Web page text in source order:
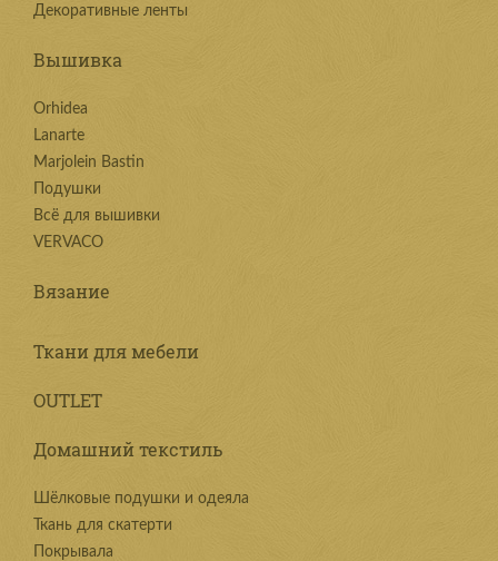
Декоративные ленты
Вышивка
Orhidea
Lanarte
Marjolein Bastin
Подушки
Всё для вышивки
VERVACO
Вязание
Ткани для мебели
OUTLET
Домашний текстиль
Шёлковые подушки и одеяла
Ткань для скатерти
Покрывала